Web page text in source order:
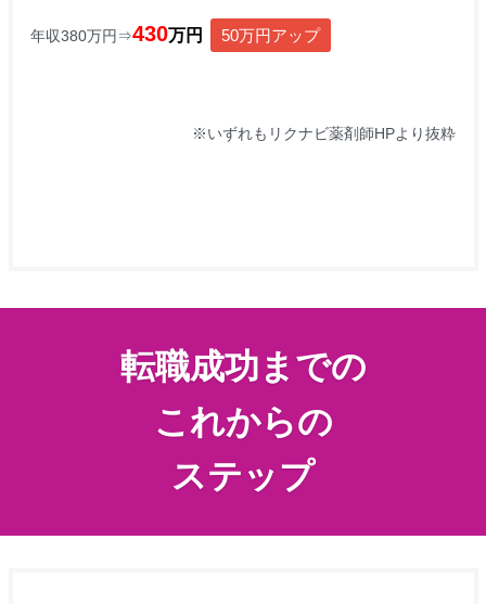
年収380万円⇒430万円 50万円アップ
※いずれもリクナビ薬剤師HPより抜粋
転職成功までの
これからの
ステップ